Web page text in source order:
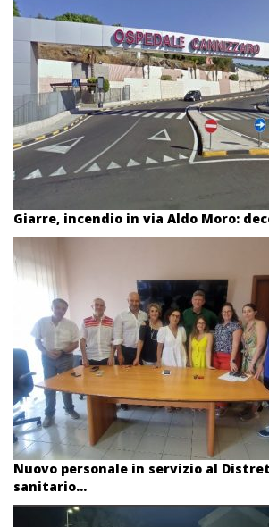
Giarre, incendio in via Aldo Moro:
Nuovo personale in servizio al
sanitario...